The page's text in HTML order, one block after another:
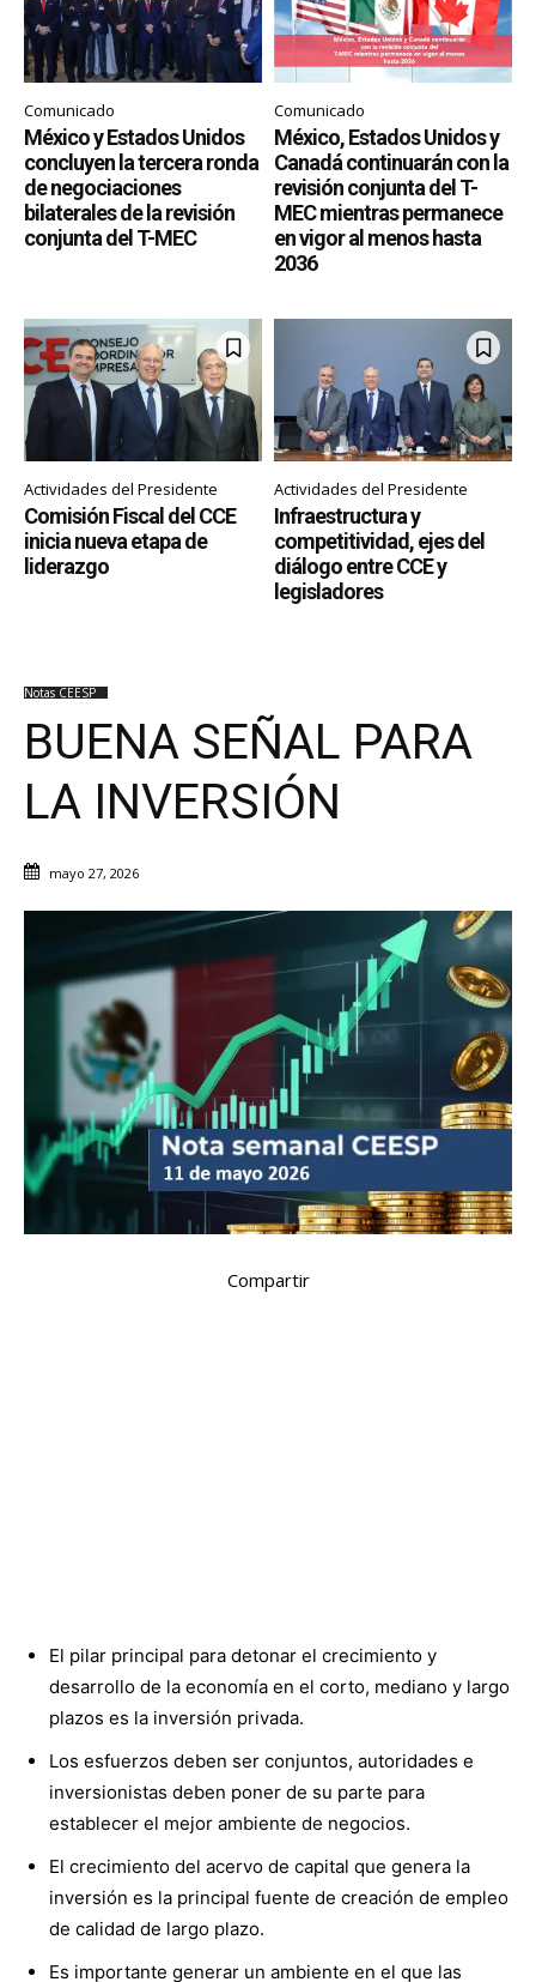
Comunicado
México y Estados Unidos
concluyen la tercera ronda
de negociaciones
bilaterales de la revisión
conjunta del T-MEC
Comunicado
México, Estados Unidos y
Canadá continuarán con la
revisión conjunta del T-
MEC mientras permanece
en vigor al menos hasta
2036
Actividades del Presidente
Comisión Fiscal del CCE
inicia nueva etapa de
liderazgo
Actividades del Presidente
Infraestructura y
competitividad, ejes del
diálogo entre CCE y
legisladores